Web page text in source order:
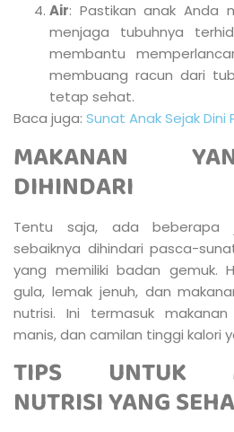
Air: Pastikan anak Anda
menjaga tubuhnya
membantu
membuang racun dari
tetap sehat.
Baca juga: Sunat Anak Sejak
MAKANAN
DIHINDARI
Tentu saja, ada beberapa
sebaiknya dihindari pasca-
yang memiliki badan gemuk.
gula, lemak jenuh, dan
nutrisi. Ini termasuk
manis, dan camilan tinggi kalori
TIPS UNTUK
NUTRISI YANG